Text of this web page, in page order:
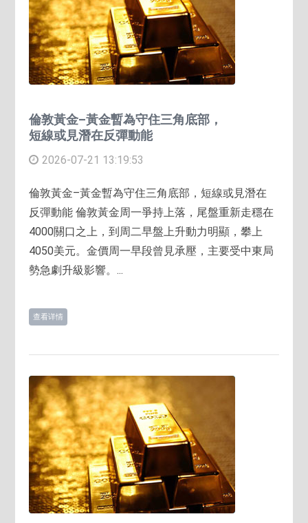
倫敦黃金–黃金暫為守住三角底部，
短線或見潛在反彈動能
2026-07-21 13:19:53
倫敦黃金–黃金暫為守住三角底部，短線或見潛在
反彈動能 倫敦黃金周一爭持上落，尾盤重新走穩在
4000關口之上，到周二早盤上升動力明顯，攀上
4050美元。金價周一早段曾見承壓，主要受中東局
勢急劇升級影響。...
查看详情